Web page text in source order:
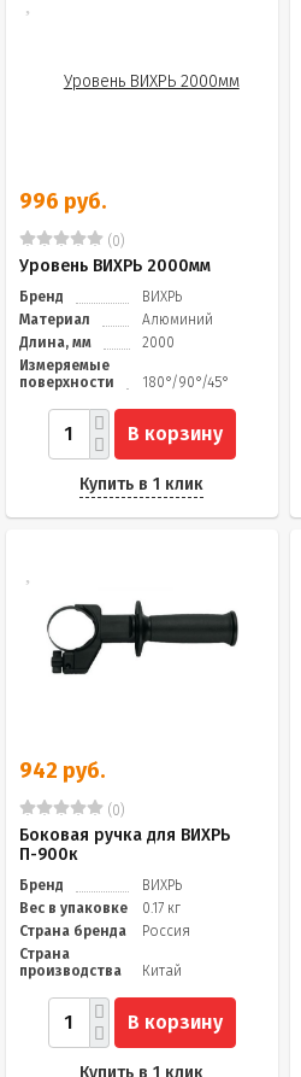
996 руб.
(0)
Уровень ВИХРЬ 2000мм
Бренд
ВИХРЬ
Материал
Алюминий
Длина, мм
2000
Измеряемые
поверхности
180°/90°/45°
В корзину
Купить в 1 клик
942 руб.
(0)
Боковая ручка для ВИХРЬ
П-900к
Бренд
ВИХРЬ
Вес в упаковке
0.17 кг
Страна бренда
Россия
Страна
производства
Китай
В корзину
Купить в 1 клик